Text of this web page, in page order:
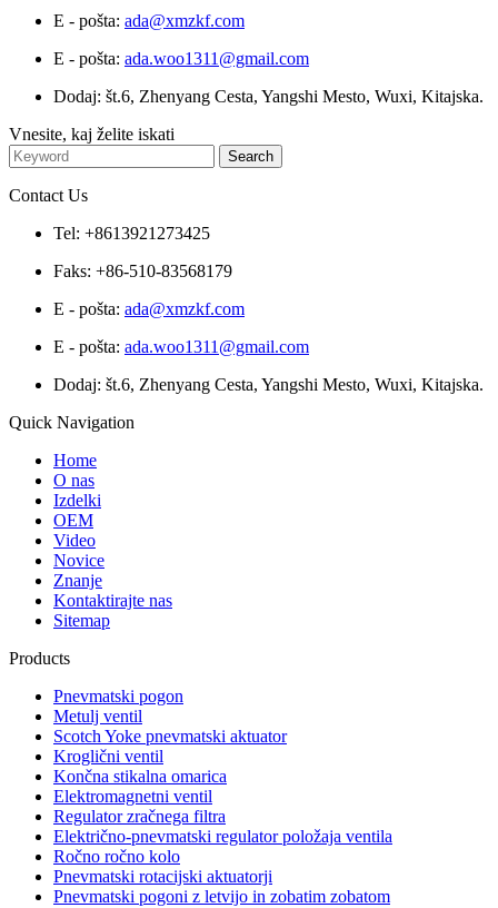
E - pošta: ada@xmzkf.com
E - pošta: ada.woo1311@gmail.com
Dodaj: št.6, Zhenyang Cesta, Yangshi Mesto, Wuxi, Kitajska.
Vnesite, kaj želite iskati
Contact Us
Tel: +8613921273425
Faks: +86-510-83568179
E - pošta: ada@xmzkf.com
E - pošta: ada.woo1311@gmail.com
Dodaj: št.6, Zhenyang Cesta, Yangshi Mesto, Wuxi, Kitajska.
Quick Navigation
Home
O nas
Izdelki
OEM
Video
Novice
Znanje
Kontaktirajte nas
Sitemap
Products
Pnevmatski pogon
Metulj ventil
Scotch Yoke pnevmatski aktuator
Kroglični ventil
Končna stikalna omarica
Elektromagnetni ventil
Regulator zračnega filtra
Električno-pnevmatski regulator položaja ventila
Ročno ročno kolo
Pnevmatski rotacijski aktuatorji
Pnevmatski pogoni z letvijo in zobatim zobatom